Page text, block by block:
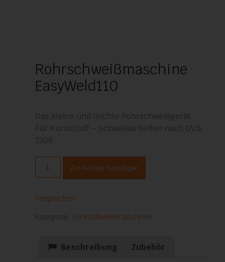
Rohrschweißmaschine
EasyWeld110
Das kleine und leichte Rohrschweißgerät.
Für Kunststoff – Schweißarbeiten nach DVS
2208
EasyWeld110Zur Anfrage hinzufügen
Vergleichen
Kategorie: Rohrschweißmaschinen
Beschreibung Zubehör